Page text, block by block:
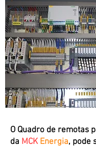
O Quadro de remotas
da MCK Energia, pode